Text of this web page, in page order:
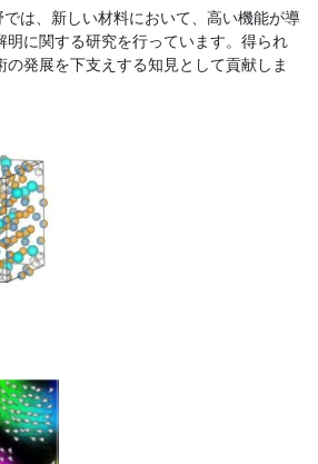
は、新しい材料において、高い機能が導
明に関する研究を行っています。得られ
の発展を下支えする知見として貢献しま